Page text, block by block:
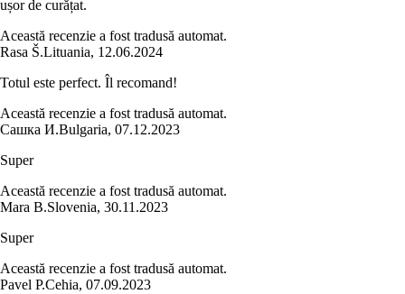
ușor de curățat.
Această recenzie a fost tradusă automat.
Rasa Š.Lituania, 12.06.2024
Totul este perfect. Îl recomand!
Această recenzie a fost tradusă automat.
Сашка И.Bulgaria, 07.12.2023
Super
Această recenzie a fost tradusă automat.
Mara B.Slovenia, 30.11.2023
Super
Această recenzie a fost tradusă automat.
Pavel P.Cehia, 07.09.2023